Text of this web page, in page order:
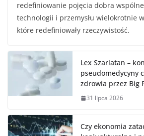
redefiniowanie pojęcia dobra
technologii i przemysłu wielokrotnie
które redefiniowały rzeczywistość.
Lex Szarlatan –
pseudomedycyny
zdrowia przez Big
31 lipca 2026
Czy ekonomia